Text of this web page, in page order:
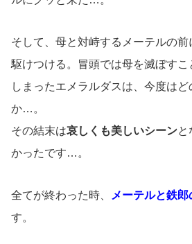
そして、母と対峙するメーテルの
駆けつける。冒頭では母を滅ぼす
しまったエメラルダスは、今度は
か…。
その結末は哀しくも美しいシーンと
かったです…。
全てが終わった時、 メーテルと鉄
す。